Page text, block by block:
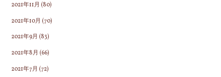
2021年11月 (80)
2021年10月 (70)
2021年9月 (83)
2021年8月 (66)
2021年7月 (72)